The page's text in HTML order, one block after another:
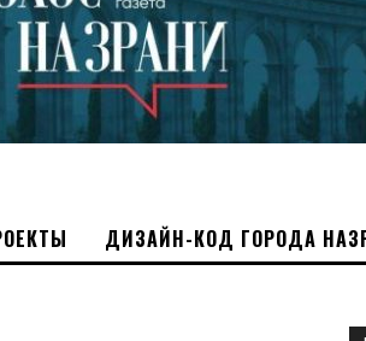
ДИЗАЙН-КОД ГОРОДА